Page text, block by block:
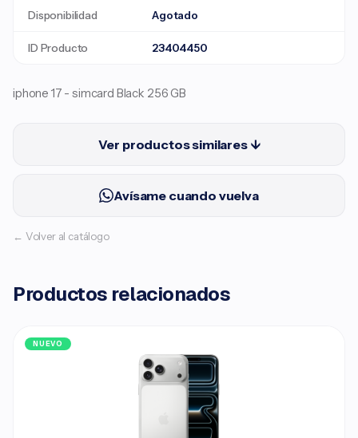
Disponibilidad Agotado
ID Producto 23404450
iphone 17 - simcard Black 256 GB
Ver productos similares ↓
Avísame cuando vuelva
← Volver al catálogo
Productos relacionados
NUEVO